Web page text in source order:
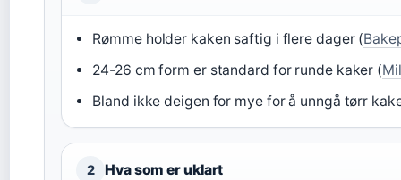
Rømme holder kaken saftig i flere dager (
24-26 cm form er standard for runde kaker (
Bland ikke deigen for mye for å unngå tørr
2 Hva som er uklart